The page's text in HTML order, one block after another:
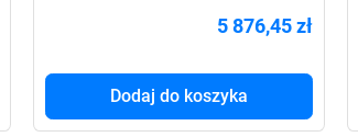
5 876,45 zł
Dodaj do koszyka